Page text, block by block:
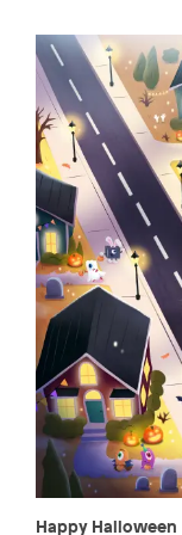
Happy Halloween